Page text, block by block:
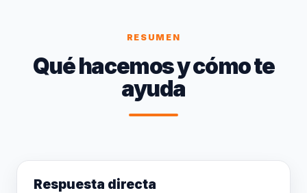
RESUMEN
Qué hacemos y cómo te
ayuda
Respuesta directa